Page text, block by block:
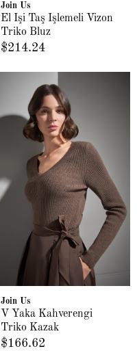
Join Us
El İşi Taş İşlemeli Vizon
Triko Bluz
$214.24
Join Us
V Yaka Kahverengi
Triko Kazak
$166.62